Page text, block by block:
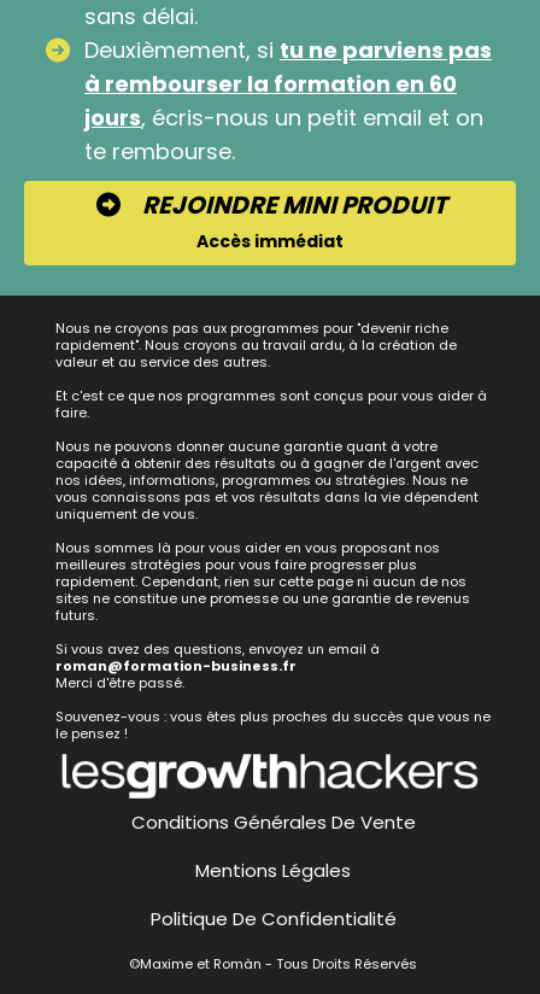
sans délai.
Deuxièmement, si tu ne parviens pas
à rembourser la formation en 60
jours, écris-nous un petit email et on
te rembourse.
REJOINDRE MINI PRODUIT
Accès immédiat
Nous ne croyons pas aux programmes pour "devenir riche
rapidement". Nous croyons au travail ardu, à la création de
valeur et au service des autres.
Et c'est ce que nos programmes sont conçus pour vous aider à
faire.
Nous ne pouvons donner aucune garantie quant à votre
capacité à obtenir des résultats ou à gagner de l'argent avec
nos idées, informations, programmes ou stratégies. Nous ne
vous connaissons pas et vos résultats dans la vie dépendent
uniquement de vous.
Nous sommes là pour vous aider en vous proposant nos
meilleures stratégies pour vous faire progresser plus
rapidement. Cependant, rien sur cette page ni aucun de nos
sites ne constitue une promesse ou une garantie de revenus
futurs.
Si vous avez des questions, envoyez un email à
roman@formation-business.fr
Merci d'être passé.
Souvenez-vous : vous êtes plus proches du succès que vous ne
le pensez !
Conditions Générales De Vente
Mentions Légales
Politique De Confidentialité
©Maxime et Romàn - Tous Droits Réservés